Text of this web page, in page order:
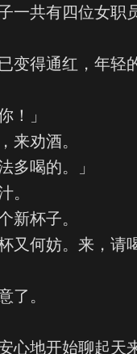
一共有四位女职
变得通红，年轻
！」
来劝酒。
多喝的。」
。
新杯子。
又何妨。来，请
了。
心地开始聊起天来